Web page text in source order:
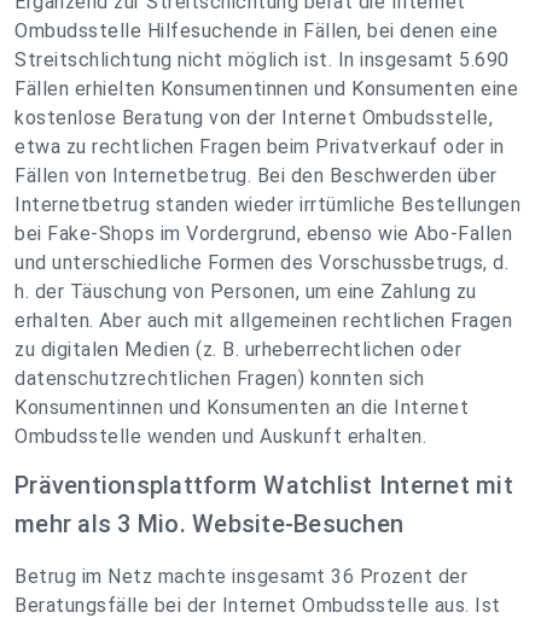
Ombudsstelle Hilfesuchende in Fällen, bei denen eine
Streitschlichtung nicht möglich ist. In insgesamt 5.690
Fällen erhielten Konsumentinnen und Konsumenten eine
kostenlose Beratung von der Internet Ombudsstelle,
etwa zu rechtlichen Fragen beim Privatverkauf oder in
Fällen von Internetbetrug. Bei den Beschwerden über
Internetbetrug standen wieder irrtümliche Bestellungen
bei Fake-Shops im Vordergrund, ebenso wie Abo-Fallen
und unterschiedliche Formen des Vorschussbetrugs, d.
h. der Täuschung von Personen, um eine Zahlung zu
erhalten. Aber auch mit allgemeinen rechtlichen Fragen
zu digitalen Medien (z. B. urheberrechtlichen oder
datenschutzrechtlichen Fragen) konnten sich
Konsumentinnen und Konsumenten an die Internet
Ombudsstelle wenden und Auskunft erhalten.
Präventionsplattform Watchlist Internet mit
mehr als 3 Mio. Website-Besuchen
Betrug im Netz machte insgesamt 36 Prozent der
Beratungsfälle bei der Internet Ombudsstelle aus. Ist